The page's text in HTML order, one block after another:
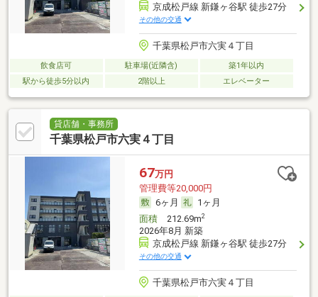
京成松戸線 新鎌ヶ谷駅 徒歩27分
その他の交通
千葉県松戸市六実４丁目
飲食店可 駐車場(近隣含)
築1年以内
駅から徒歩5分以内
2階以上 エレベーター
貸店舗・事務所
千葉県松戸市六実４丁目
67万円
管理費等20,000円
6ヶ月
1ヶ月
面積212.69m2
2026年8月 新築
京成松戸線 新鎌ヶ谷駅 徒歩27分
その他の交通
千葉県松戸市六実４丁目